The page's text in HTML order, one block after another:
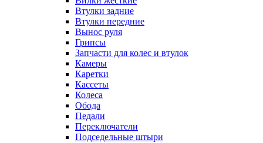
Втулки задние
Втулки передние
Вынос руля
Грипсы
Запчасти для колес и втулок
Камеры
Каретки
Кассеты
Колеса
Обода
Педали
Переключатели
Подседельные штыри